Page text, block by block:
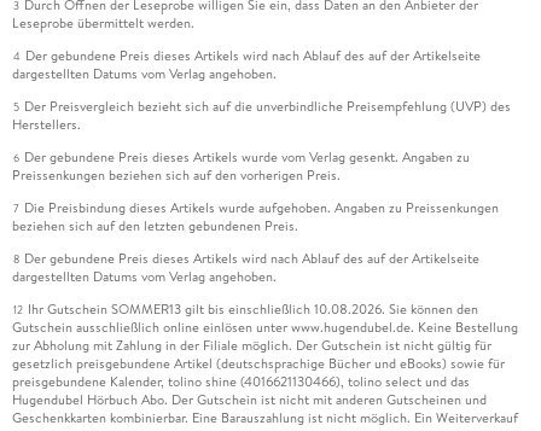
3 Durch Öffnen der Leseprobe willigen Sie ein, dass Daten an den Anbieter der
Leseprobe übermittelt werden.
4 Der gebundene Preis dieses Artikels wird nach Ablauf des auf der Artikelseite
dargestellten Datums vom Verlag angehoben.
5 Der Preisvergleich bezieht sich auf die unverbindliche Preisempfehlung (UVP) des
Herstellers.
6 Der gebundene Preis dieses Artikels wurde vom Verlag gesenkt. Angaben zu
Preissenkungen beziehen sich auf den vorherigen Preis.
7 Die Preisbindung dieses Artikels wurde aufgehoben. Angaben zu Preissenkungen
beziehen sich auf den letzten gebundenen Preis.
8 Der gebundene Preis dieses Artikels wird nach Ablauf des auf der Artikelseite
dargestellten Datums vom Verlag angehoben.
12 Ihr Gutschein SOMMER13 gilt bis einschließlich 10.08.2026. Sie können den
Gutschein ausschließlich online einlösen unter www.hugendubel.de. Keine Bestellung
zur Abholung mit Zahlung in der Filiale möglich. Der Gutschein ist nicht gültig für
gesetzlich preisgebundene Artikel (deutschsprachige Bücher und eBooks) sowie für
preisgebundene Kalender, tolino shine (4016621130466), tolino select und das
Hugendubel Hörbuch Abo. Der Gutschein ist nicht mit anderen Gutscheinen und
Geschenkkarten kombinierbar. Eine Barauszahlung ist nicht möglich. Ein Weiterverkauf